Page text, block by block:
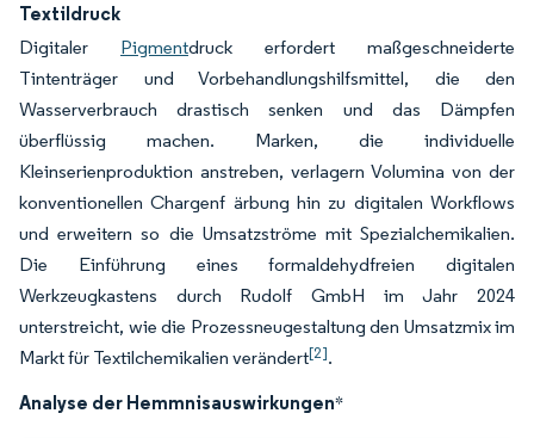
Textildruck
Digitaler Pigmentdruck erfordert maßgeschneiderte
Tintenträger und Vorbehandlungshilfsmittel, die den
Wasserverbrauch drastisch senken und das Dämpfen
überflüssig machen. Marken, die individuelle
Kleinserienproduktion anstreben, verlagern Volumina von der
konventionellen Chargenf ärbung hin zu digitalen Workflows
und erweitern so die Umsatzströme mit Spezialchemikalien.
Die Einführung eines formaldehydfreien digitalen
Werkzeugkastens durch Rudolf GmbH im Jahr 2024
unterstreicht, wie die Prozessneugestaltung den Umsatzmix im
Markt für Textilchemikalien verändert[2].
Analyse der Hemmnisauswirkungen*